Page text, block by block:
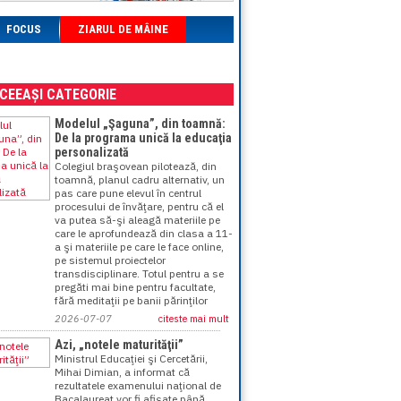
FOCUS ZIARUL DE MÂINE
CATEGORIE
Modelul „Şaguna”, din toamnă:
De la programa unică la educaţia
personalizată
Colegiul braşovean pilotează, din
toamnă, planul cadru alternativ, un
pas care pune elevul în centrul
procesului de învăţare, pentru că el
va putea să-şi aleagă materiile pe
care le aprofundează din clasa a 11-
a şi materiile pe care le face online,
pe sistemul proiectelor
transdisciplinare. Totul pentru a se
pregăti mai bine pentru facultate,
fără meditaţii pe banii părinţilor
2026-07-07 citeste mai mult
Azi, „notele maturităţii”
Ministrul Educaţiei şi Cercetării,
Mihai Dimian, a informat că
rezultatele examenului naţional de